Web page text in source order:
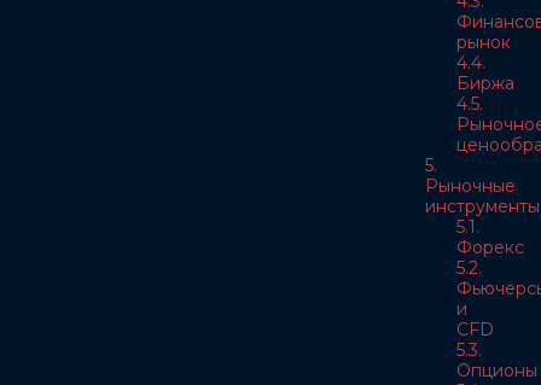
рынок
4.4.
Биржа
4.5.
5.
Рыночные
инструменты
5.1.
Форекс
5.2.
и
CFD
5.3.
Опционы